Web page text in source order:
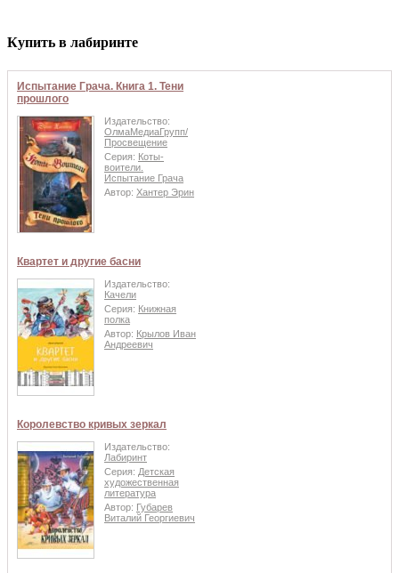
Купить в лабиринте
Испытание Грача. Книга 1. Тени
прошлого
Издательство:
ОлмаМедиаГрупп/
Просвещение
Серия: Коты-
воители.
Испытание Грача
Автор: Хантер Эрин
Квартет и другие басни
Издательство:
Качели
Серия: Книжная
полка
Автор: Крылов Иван
Андреевич
Королевство кривых зеркал
Издательство:
Лабиринт
Серия: Детская
художественная
литература
Автор: Губарев
Виталий Георгиевич